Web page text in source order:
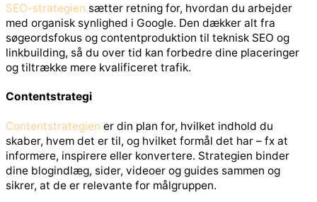
SEO-strategien sætter retning for, hvordan du arbejder
med organisk synlighed i Google. Den dækker alt fra
søgeordsfokus og contentproduktion til teknisk SEO og
linkbuilding, så du over tid kan forbedre dine placeringer
og tiltrække mere kvalificeret trafik.
Contentstrategi
Contentstrategien er din plan for, hvilket indhold du
skaber, hvem det er til, og hvilket formål det har – fx at
informere, inspirere eller konvertere. Strategien binder
dine blogindlæg, sider, videoer og guides sammen og
sikrer, at de er relevante for målgruppen.